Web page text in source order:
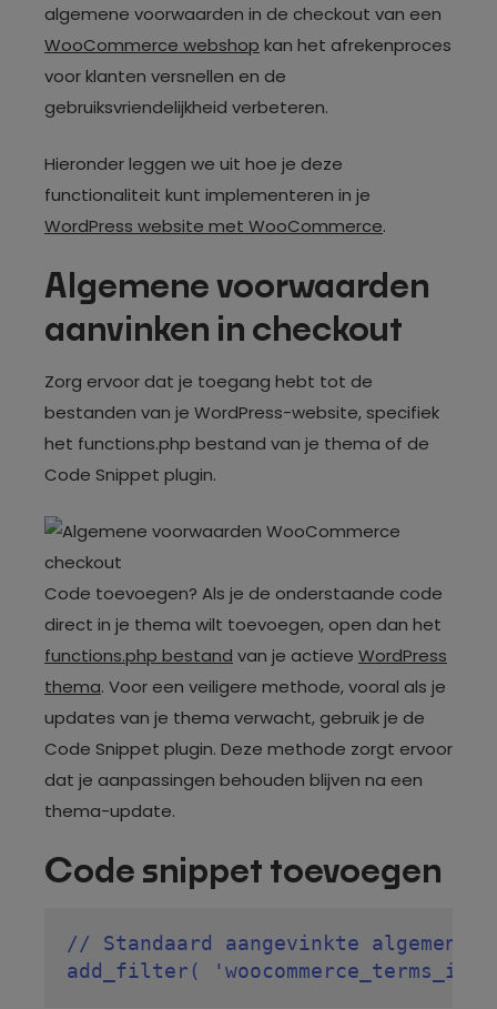
algemene voorwaarden in de checkout van een
WooCommerce webshop kan het afrekenproces
voor klanten versnellen en de
gebruiksvriendelijkheid verbeteren.
Hieronder leggen we uit hoe je deze
functionaliteit kunt implementeren in je
WordPress website met WooCommerce.
Algemene voorwaarden
aanvinken in checkout
Zorg ervoor dat je toegang hebt tot de
bestanden van je WordPress-website, specifiek
het functions.php bestand van je thema of de
Code Snippet plugin.
Code toevoegen? Als je de onderstaande code
direct in je thema wilt toevoegen, open dan het
functions.php bestand van je actieve WordPress
thema. Voor een veiligere methode, vooral als je
updates van je thema verwacht, gebruik je de
Code Snippet plugin. Deze methode zorgt ervoor
dat je aanpassingen behouden blijven na een
thema-update.
Code snippet toevoegen
// Standaard aangevinkte algemene
add_filter(